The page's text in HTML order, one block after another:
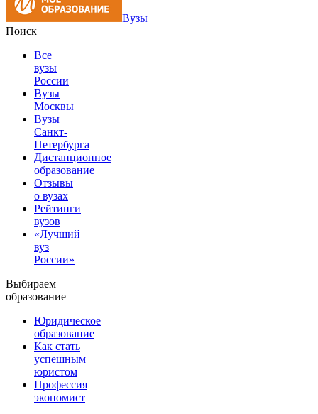
Вузы
Поиск
Все
вузы
России
Вузы
Москвы
Вузы
Санкт-
Петербурга
Дистанционное
образование
Отзывы
о вузах
Рейтинги
вузов
«Лучший
вуз
России»
Выбираем
образование
Юридическое
образование
Как стать
успешным
юристом
Профессия
экономист